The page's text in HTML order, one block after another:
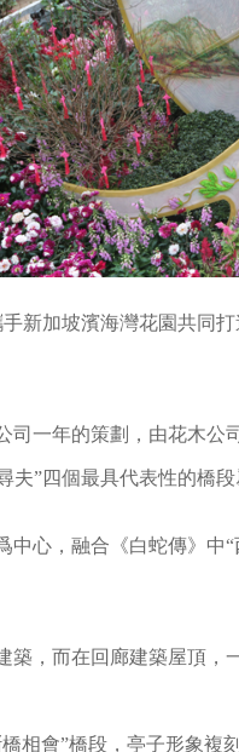
新加坡濱海灣花園共同
一年的策劃，由花木公
夫”四個最具代表性的橋
中心，融合《白蛇傳》
築，而在回廊建築屋頂
相會”橋段，亭子形象